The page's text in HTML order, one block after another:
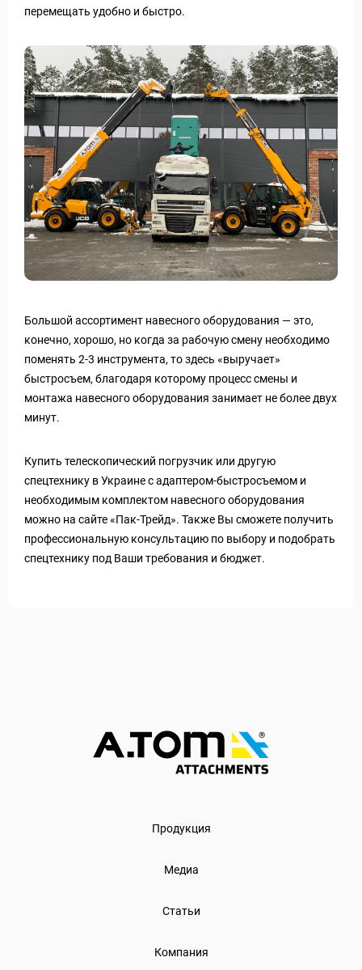
перемещать удобно и быстро.
Большой ассортимент навесного оборудования — это,
конечно, хорошо, но когда за рабочую смену необходимо
поменять 2-3 инструмента, то здесь «выручает»
быстросъем, благодаря которому процесс смены и
монтажа навесного оборудования занимает не более двух
минут.
Купить телескопический погрузчик или другую
спецтехнику в Украине с адаптером-быстросъемом и
необходимым комплектом навесного оборудования
можно на сайте «Пак-Трейд». Также Вы сможете получить
профессиональную консультацию по выбору и подобрать
спецтехнику под Ваши требования и бюджет.
Продукция
Медиа
Статьи
Компания